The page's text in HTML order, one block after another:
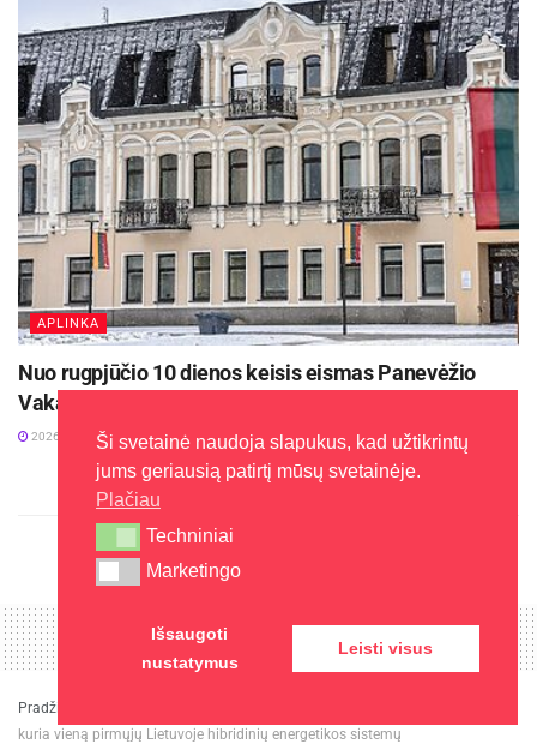
APLINKA
Nuo rugpjūčio 10 dienos keisis eismas Panevėžio
Vakarinės gatvės atkarpoje
2026-08-06
Pradžia
kuria vieną pirmųjų Lietuvoje hibridinių energetikos sistemų
Ši svetainė naudoja slapukus, kad užtikrintų
jums geriausią patirtį mūsų svetainėje.
Plačiau
Techniniai
Techniniai
Marketingo
Marketingo
Išsaugoti
nustatymus
Leisti visus